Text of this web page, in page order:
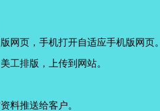
网页，手机打开自适应手机版网页。
工排版，上传到网站。
料推送给客户。